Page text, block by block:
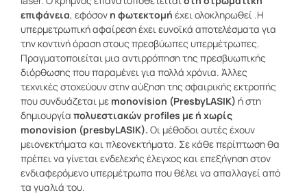
επιφάνεια, εφόσον η φωτεκτομή έχει ολοκληρωθεί .Η
υπερμετρωπική αφαίρεση έχει ευνοϊκά αποτελέσματα για
την κοντινή όραση στους πρεσβύωπες υπερμέτρωπες.
Πραγματοποιείται μια αντιρρόπηση της πρεσβυωπικής
διόρθωσης που παραμένει για πολλά χρόνια. Άλλες
τεχνικές στοχεύουν στην αύξηση της σφαιρικής εκτροπής
που συνδυάζεται με monovision (PresbyLASIK) ή στη
δημιουργία πολυεστιακών profiles με ή χωρίς
monovision (presbyLASIK). Οι μέθοδοι αυτές έχουν
μειονεκτήματα και πλεονεκτήματα. Σε κάθε περίπτωση θα
πρέπει να γίνεται ενδελεχής έλεγχος και επεξήγηση στον
ενδιαφερόμενο υπερμέτρωπα που θέλει να απαλλαγεί από
τα γυαλιά του.